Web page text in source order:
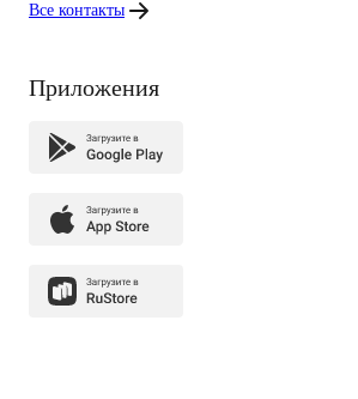
Все контакты
Приложения